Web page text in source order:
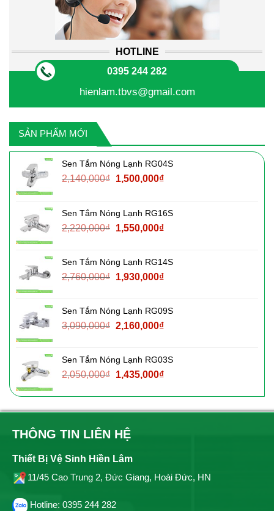
HOTLINE
0395 244 282
hienlam.tbvs@gmail.com
SẢN PHẨM MỚI
Sen Tắm Nóng Lạnh RG04S
2,140,000₫ Giá
2,140,000₫.
1,500,000₫Giá
là:
1,500,000₫.
Sen Tắm Nóng Lạnh RG16S
2,220,000₫ Giá
2,220,000₫.
1,550,000₫Giá
là:
1,550,000₫.
Sen Tắm Nóng Lạnh RG14S
2,760,000₫ Giá
2,760,000₫.
1,930,000₫Giá
là:
1,930,000₫.
Sen Tắm Nóng Lạnh RG09S
3,090,000₫ Giá
3,090,000₫.
2,160,000₫Giá
là:
2,160,000₫.
Sen Tắm Nóng Lạnh RG03S
2,050,000₫ Giá
là:
2,050,000₫.
1,435,000₫Giá
tại
là:
THÔNG TIN LIÊN HỆ
Thiết Bị Vệ Sinh Hiền Lâm
11/45 Cao Trung 2, Đức Giang, Hoài Đức, HN
Hotline: 0395 244 282